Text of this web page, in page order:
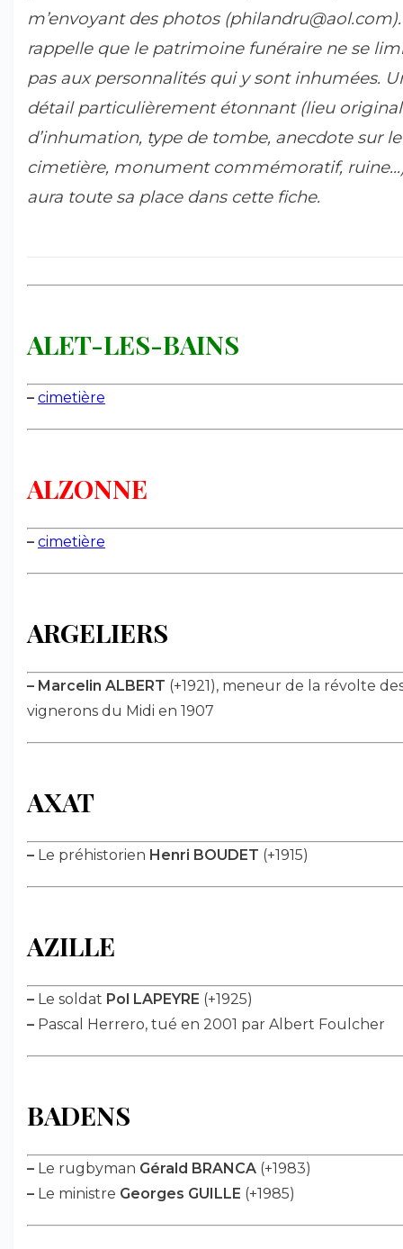
m’envoyant des photos
rappelle que le patrimoine funéraire ne se
pas aux personnalités qui y sont inhumées.
détail particulièrement étonnant (lieu original
d’inhumation, type de tombe, anecdote sur le
cimetière, monument commémoratif,
aura toute sa place dans cette fiche.
ALET-LES-BAINS
– cimetière
ALZONNE
– cimetière
ARGELIERS
– Marcelin ALBERT (+1921), meneur de la révolte
vignerons du Midi en 1907
AXAT
– Le préhistorien Henri BOUDET (+1915)
AZILLE
– Le soldat Pol LAPEYRE (+1925)
– Pascal Herrero, tué en 2001 par Albert Foulcher
BADENS
– Le rugbyman Gérald BRANCA (+1983)
– Le ministre Georges GUILLE (+1985)